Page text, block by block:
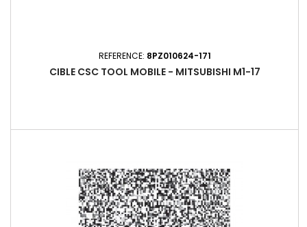
REFERENCE: 8PZ010624-171
CIBLE CSC TOOL MOBILE - MITSUBISHI M1-17